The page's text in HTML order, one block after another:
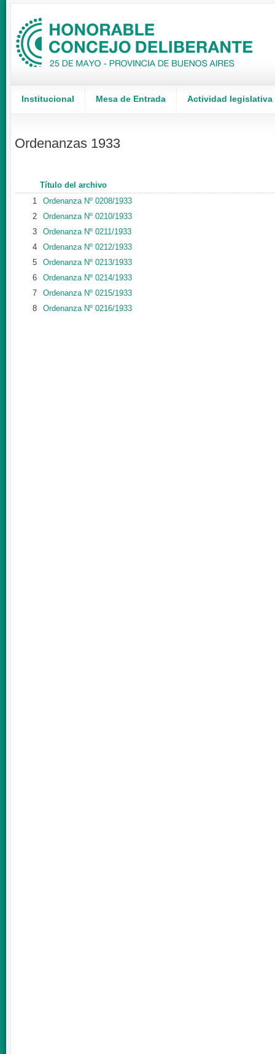
Institucional Mesa de Entrada Actividad legislativa
Ordenanzas 1933
Título del archivo
1
Ordenanza Nº 0208/1933
2
Ordenanza Nº 0210/1933
3
Ordenanza Nº 0211/1933
4
Ordenanza Nº 0212/1933
5
Ordenanza Nº 0213/1933
6
Ordenanza Nº 0214/1933
7
Ordenanza Nº 0215/1933
8
Ordenanza Nº 0216/1933